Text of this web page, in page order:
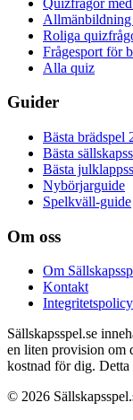
Roliga
Frågesport för
Alla quiz
Guider
Bästa brädspel
Bästa
Bästa
Nybörjarguide
Spelkväll-guide
Om oss
Om
Kontakt
Integritetspolicy
Sällskapsspel.se
en liten provision om
kostnad för dig. Detta
© 2026